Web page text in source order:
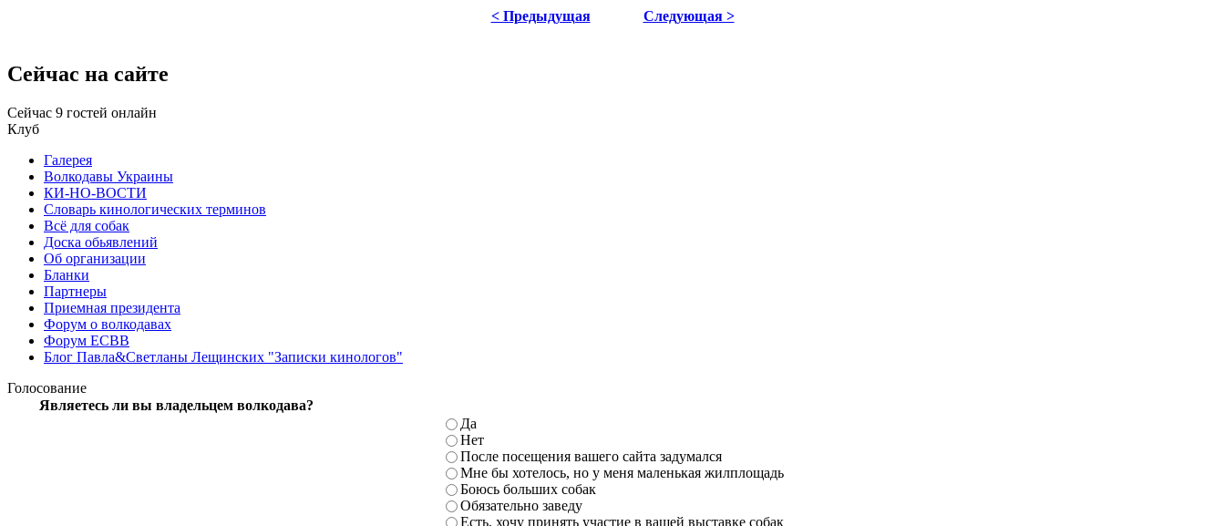
< Предыдущая Следующая >
Сейчас на сайте
Сейчас 9 гостей онлайн
Клуб
Галерея
Волкодавы Украины
КИ-НО-ВОСТИ
Словарь кинологических терминов
Всё для собак
Доска обьявлений
Об организации
Бланки
Партнеры
Приемная президента
Форум о волкодавах
Форум ЕСВВ
Блог Павла&Светланы Лещинских "Записки кинологов"
Голосование
Являетесь ли вы владельцем волкодава?
Да
Нет
После посещения вашего сайта задумался
Мне бы хотелось, но у меня маленькая жилплощадь
Боюсь больших собак
Обязательно заведу
Есть, хочу принять участие в вашей выставке собак